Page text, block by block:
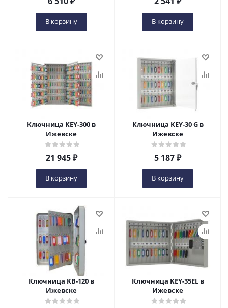
В корзину В корзину
Ключница KEY-300 в
Ижевске
21 945₽
В корзину
Ключница KEY-30 G в
Ижевске
5 187₽
В корзину
Ключница KB-120 в
Ижевске
Ключница KEY-35EL в
Ижевске